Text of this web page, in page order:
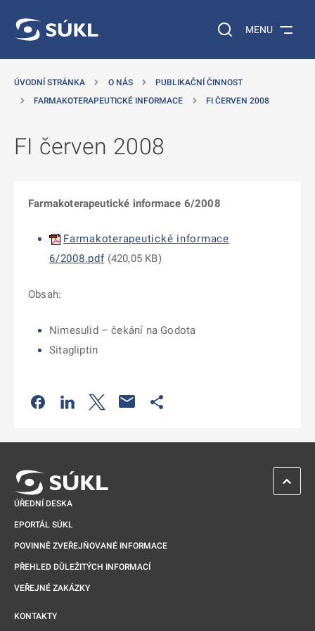
Vyhledávání na
MENU
ÚVODNÍ STRÁNKA O NÁS
PUBLIKAČNÍ ČINNOST
FARMAKOTERAPEUTICKÉ INFORMACE
FI ČERVEN 2008
FI červen 2008
Farmakoterapeutické informace 6/2008
Farmakoterapeutické informace
6/2008.pdf(420,05 KB)
Obsah:
Nimesulid – čekání na Godota
Sitagliptin
Odkaz se otevře na nové kartě
Odkaz se otevře na nové kartě
Odkaz se otevře na nové kartě
ÚŘEDNÍ DESKA
EPORTÁL SÚKL
POVINNĚ ZVEŘEJŇOVANÉ INFORMACE
PŘEHLED DŮLEŽITÝCH INFORMACÍ
VEŘEJNÉ ZAKÁZKY
KONTAKTY
ZPĚT